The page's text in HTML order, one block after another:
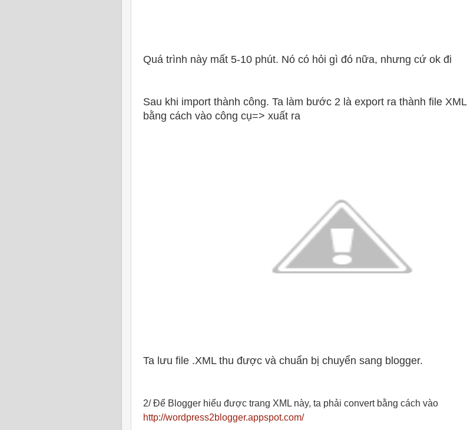
Quá trình này mất 5-10 phút. Nó có hỏi gì đó nữa, nhưng cứ ok đi
Sau khi import thành công. Ta làm bước 2 là export ra thành file XML
bằng cách vào công cụ=> xuất ra
Ta lưu file .XML thu được và chuẩn bị chuyển sang blogger.
2/ Để Blogger hiểu được trang XML này, ta phải convert bằng cách vào
http://wordpress2blogger.appspot.com/